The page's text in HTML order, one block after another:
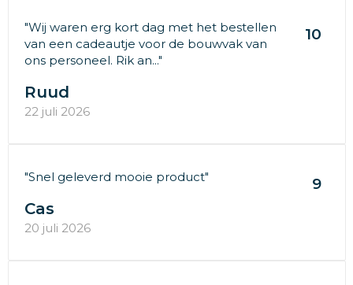
"Wij waren erg kort dag met het bestellen
van een cadeautje voor de bouwvak van
ons personeel. Rik an..."
10
Ruud
22 juli 2026
"Snel geleverd mooie product" 9
Cas
20 juli 2026